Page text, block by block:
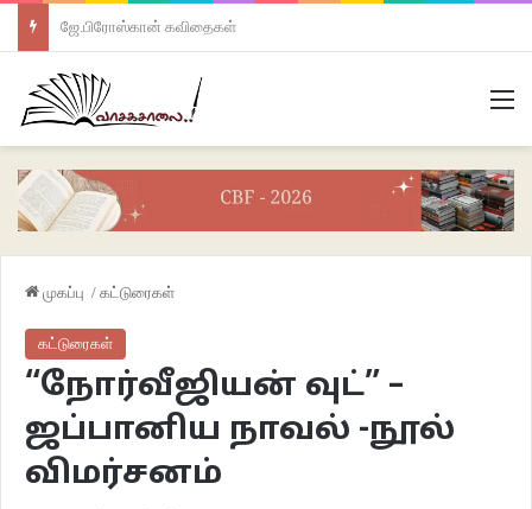
ஜே.பிரோஸ்கான் கவிதைகள்
முகப்பு / கட்டுரைகள்
கட்டுரைகள்
“நோர்வீஜியன் வுட்” –
ஜப்பானிய நாவல் -நூல்
விமர்சனம்